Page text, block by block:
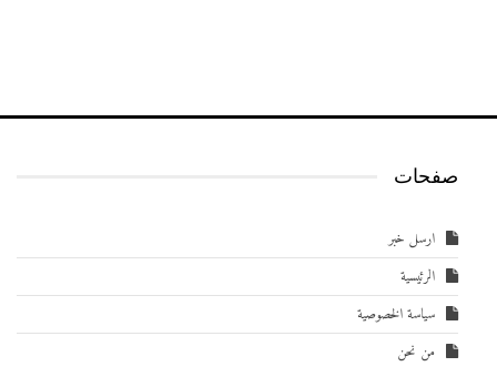
صفحات
ارسل خبر
الرئيسية
سياسة الخصوصية
من نحن